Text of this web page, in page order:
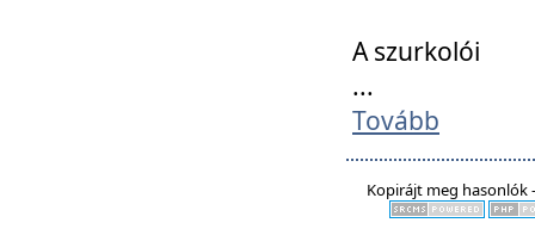
A szurkolói
...
Tovább
Kopirájt meg hasonlók